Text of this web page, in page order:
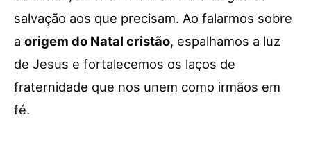
salvação aos que precisam. Ao falarmos sobre
a origem do Natal cristão, espalhamos a luz
de Jesus e fortalecemos os laços de
fraternidade que nos unem como irmãos em
fé.